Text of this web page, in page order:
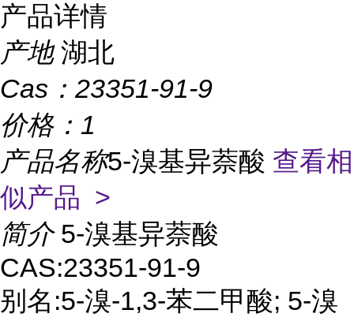
产品详情
产地 湖北
Cas： 23351-91-9
价格： 1
产品名称5-溴基异萘酸 查看相
似产品 >
简介 5-溴基异萘酸
CAS:23351-91-9
别名:5-溴-1,3-苯二甲酸; 5-溴